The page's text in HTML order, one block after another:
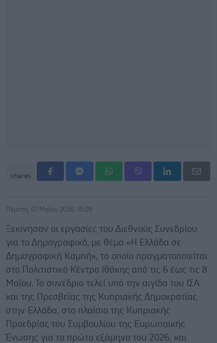
shares
Πέμπτη, 07 Μαΐου 2026, 15:09
Ξεκίνησαν οι εργασίες του Διεθνούς Συνεδρίου
για το Δημογραφικό, με θέμα «Η Ελλάδα σε
Δημογραφική Καμπή», το οποίο πραγματοποιείται
στο Πολιτιστικό Κέντρο Ιθάκης από τις 6 έως τις 8
Μαΐου. Το συνέδριο τελεί υπό την αιγίδα του ΙΣΑ
και της Πρεσβείας της Κυπριακής Δημοκρατίας
στην Ελλάδα, στο πλαίσιο της Κυπριακής
Προεδρίας του Συμβουλίου της Ευρωπαϊκής
Ένωσης για το πρώτο εξάμηνο του 2026, και